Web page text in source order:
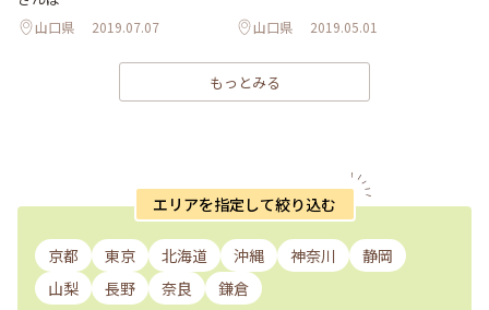
山口県 2019.07.07 山口県 2019.05.01
もっとみる
エリアを指定して絞り込む
京都 東京 北海道 沖縄 神奈川
静岡
山梨
長野 奈良 鎌倉